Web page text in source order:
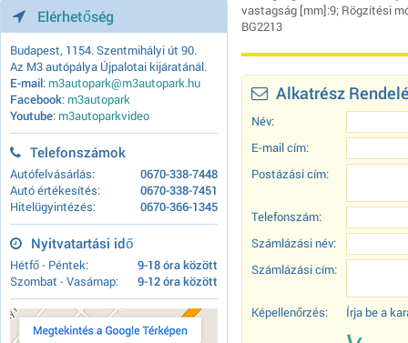
Elérhetőség
Budapest, 1154. Szentmihályi út 90.
Az M3 autópálya Újpalotai kijáratánál.
E-mail: m3autopark@m3autopark.hu
Facebook: m3autopark
Youtube: m3autoparkvideo
Telefonszámok
Autófelvásárlás:
0670-338-7448
Autó értékesítés:
0670-338-7451
Hitelügyintézés:
0670-366-1345
Nyitvatartási idő
Hétfő - Péntek:
9-18 óra között
Szombat - Vasárnap:
9-12 óra között
vastagság [mm]:9; Rögzítési
BG2213
Alkatrész
Név:
E-mail cím:
Postázási cím:
Telefonszám:
Számlázási név:
Számlázási cím:
Képellenőrzés: Írja be a